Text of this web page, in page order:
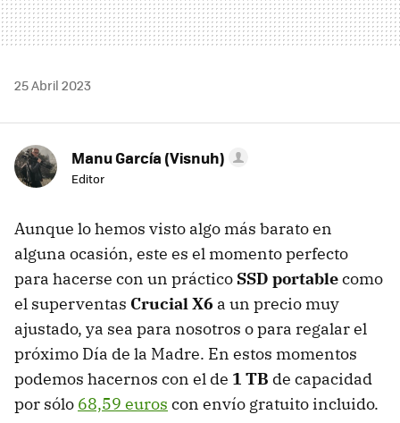
25 Abril 2023
Manu García (Visnuh)
Editor
Aunque lo hemos visto algo más barato en
alguna ocasión, este es el momento perfecto
para hacerse con un práctico SSD portablecomo
el superventas Crucial X6 a un precio muy
ajustado, ya sea para nosotros o para regalar el
próximo Día de la Madre. En estos momentos
podemos hacernos con el de 1 TB de capacidad
por sólo 68,59 euros con envío gratuito incluido.